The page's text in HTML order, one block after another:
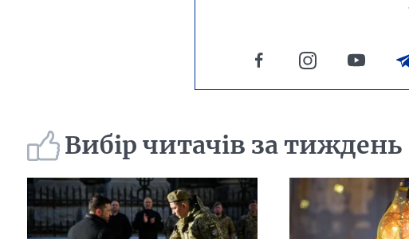
Вибір читачів за тиждень